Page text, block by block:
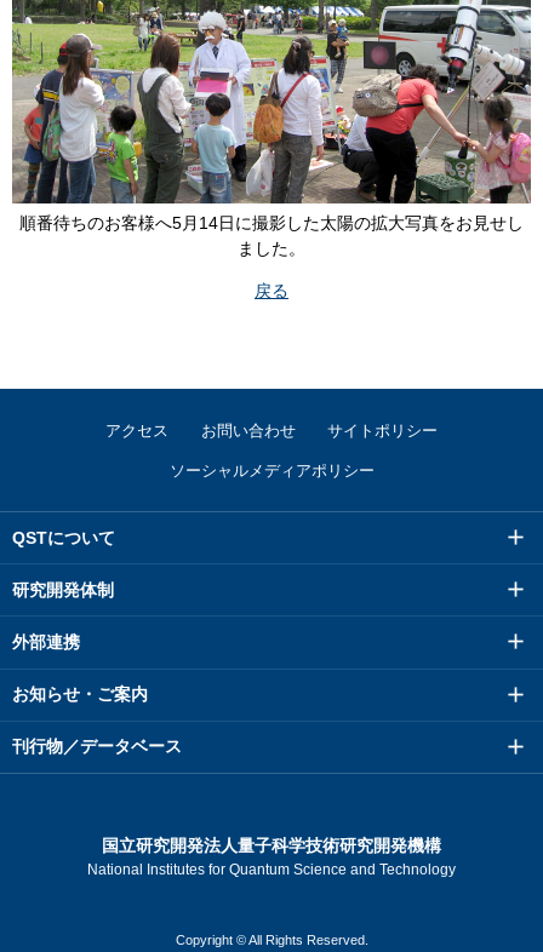
順番待ちのお客様へ5月14日に撮影した太陽の拡大写真をお見せし
ました。
戻る
アクセス お問い合わせ サイトポリシー
ソーシャルメディアポリシー
QSTについて
研究開発体制
外部連携
お知らせ・ご案内
刊行物／データベース
国立研究開発法人量子科学技術研究開発機構
National Institutes for Quantum Science and Technology
Copyright © All Rights Reserved.